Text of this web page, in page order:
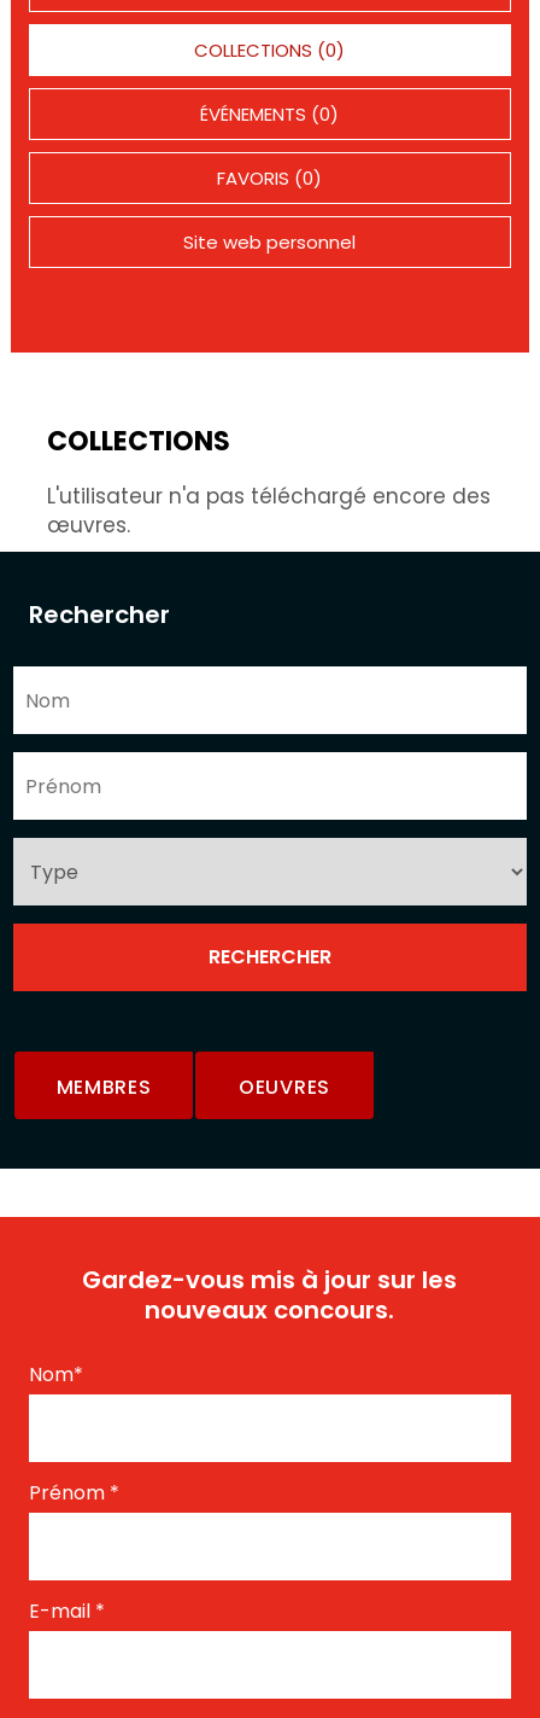
Rechercher
MEMBRES OEUVRES
COLLECTIONS (0)
ÉVÉNEMENTS (0)
FAVORIS (0)
Site web personnel
COLLECTIONS
L'utilisateur n'a pas téléchargé encore des
œuvres.
Gardez-vous mis à jour sur les
nouveaux concours.
Nom*
Prénom *
E-mail *